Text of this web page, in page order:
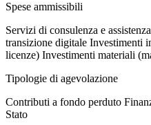
Spese ammissibili
Servizi di consulenza e
transizione digitale Investimenti
licenze) Investimenti materiali
Tipologie di agevolazione
Contributi a fondo perduto
Stato